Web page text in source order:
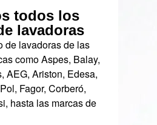
todos los
lavadoras
de lavadoras de las
como Aspes, Balay,
AEG, Ariston, Edesa,
Fagor, Corberó,
hasta las marcas de